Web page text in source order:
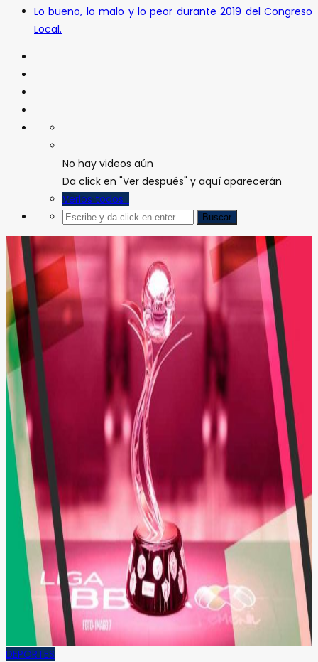
Lo bueno, lo malo y lo peor durante 2019 del Congreso
Local.
No hay videos aún
Da click en "Ver después" y aquí aparecerán
Verlos todos
DEPORTES